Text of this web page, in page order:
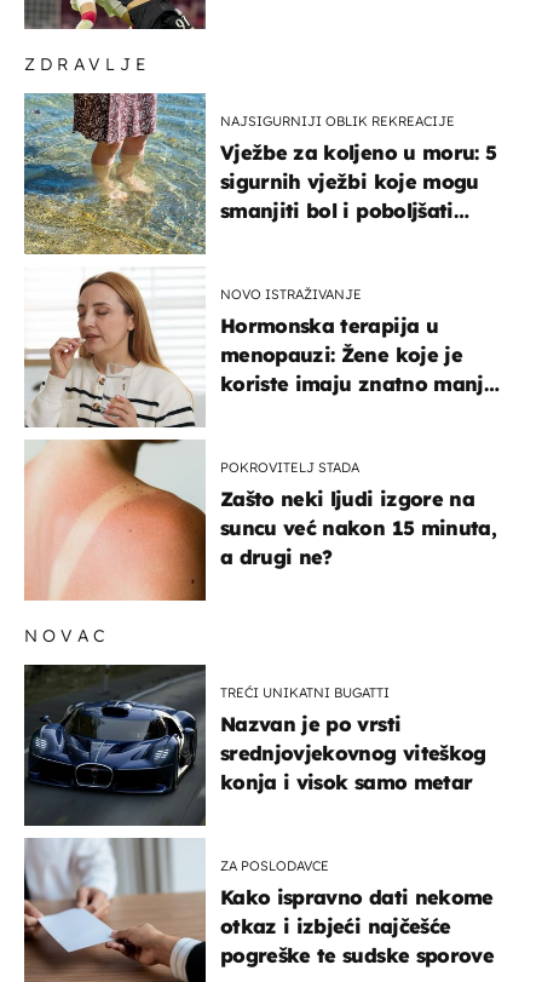
ZDRAVLJE
NAJSIGURNIJI OBLIK REKREACIJE
Vježbe za koljeno u moru: 5
sigurnih vježbi koje mogu
smanjiti bol i poboljšati
NOVO ISTRAŽIVANJE
Hormonska terapija u
menopauzi: Žene koje je
koriste imaju znatno manji
POKROVITELJ STADA
Zašto neki ljudi izgore na
suncu već nakon 15 minuta,
a drugi ne?
NOVAC
TREĆI UNIKATNI BUGATTI
Nazvan je po vrsti
srednjovjekovnog viteškog
konja i visok samo metar
ZA POSLODAVCE
Kako ispravno dati nekome
otkaz i izbjeći najčešće
pogreške te sudske sporove